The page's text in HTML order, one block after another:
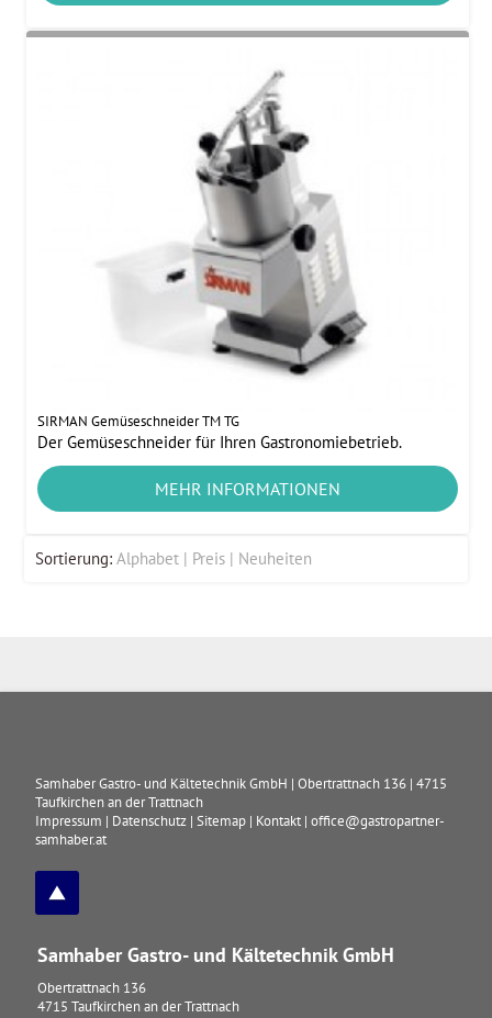
SIRMAN Gemüseschneider TM TG
Der Gemüseschneider für Ihren Gastronomiebetrieb.
MEHR INFORMATIONEN
Sortierung: Alphabet Preis Neuheiten
Samhaber Gastro- und Kältetechnik GmbH |Obertrattnach 136 |4715
Taufkirchen an der Trattnach
Impressum | Datenschutz |Sitemap | Kontakt |office@gastropartner-
samhaber.at
Samhaber Gastro- und Kältetechnik GmbH
Obertrattnach 136
4715 Taufkirchen an der Trattnach